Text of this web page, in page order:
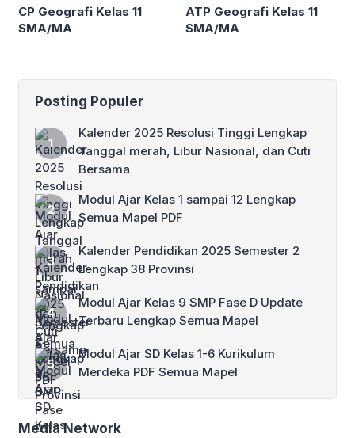
CP Geografi Kelas 11
SMA/MA
ATP Geografi Kelas 11
SMA/MA
Posting Populer
Kalender 2025 Resolusi Tinggi Lengkap
Tanggal merah, Libur Nasional, dan Cuti
Bersama
Modul Ajar Kelas 1 sampai 12 Lengkap
Semua Mapel PDF
Kalender Pendidikan 2025 Semester 2
Lengkap 38 Provinsi
Modul Ajar Kelas 9 SMP Fase D Update
Terbaru Lengkap Semua Mapel
Modul Ajar SD Kelas 1-6 Kurikulum
Merdeka PDF Semua Mapel
Media Network